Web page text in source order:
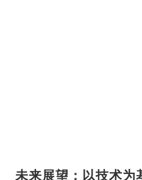
未来展望：以技术为